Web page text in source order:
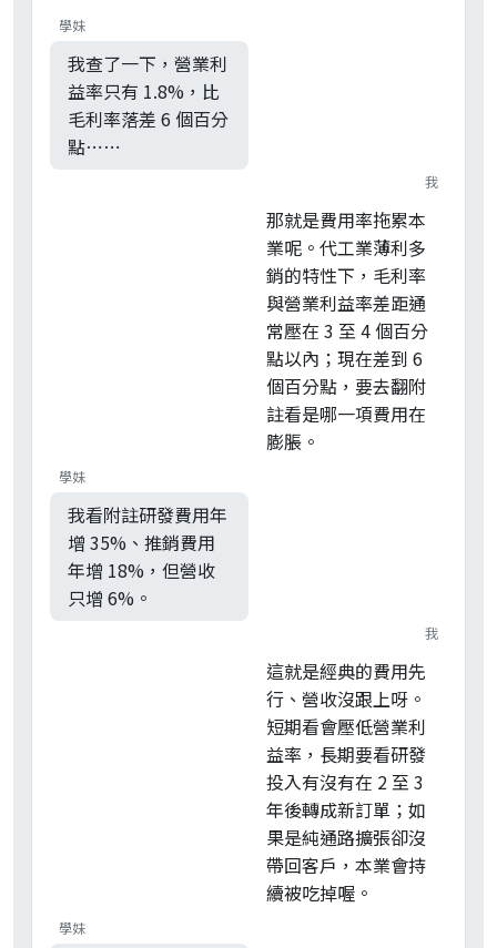
學妹
我查了一下，營業利
益率只有 1.8%，比
毛利率落差 6 個百分
點⋯⋯
我
那就是費用率拖累本
業呢。代工業薄利多
銷的特性下，毛利率
與營業利益率差距通
常壓在 3 至 4 個百分
點以內；現在差到 6
個百分點，要去翻附
註看是哪一項費用在
膨脹。
學妹
我看附註研發費用年
增 35%、推銷費用
年增 18%，但營收
只增 6%。
我
這就是經典的費用先
行、營收沒跟上呀。
短期看會壓低營業利
益率，長期要看研發
投入有沒有在 2 至 3
年後轉成新訂單；如
果是純通路擴張卻沒
帶回客戶，本業會持
續被吃掉喔。
學妹